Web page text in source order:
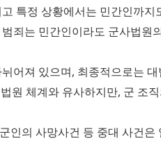
특정 상황에서는 민간인까지
죄는 민간인이라도 군사법원
어져 있으며, 최종적으로는
원 체계와 유사하지만, 군 조
인의 사망사건 등 중대 사건은